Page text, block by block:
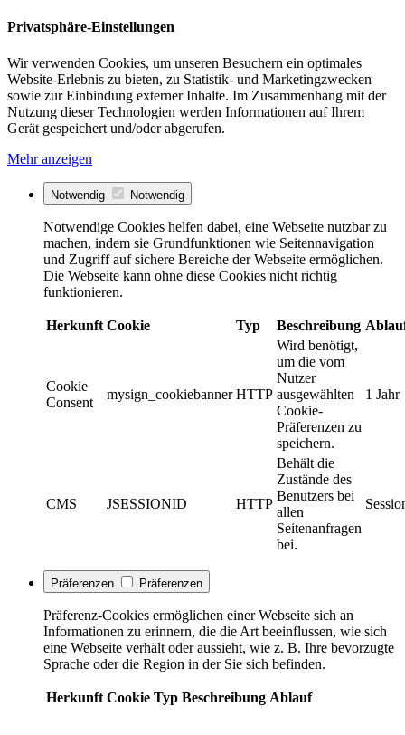
Privatsphäre-Einstellungen
Wir verwenden Cookies, um unseren Besuchern ein optimales
Website-Erlebnis zu bieten, zu Statistik- und Marketingzwecken
sowie zur Einbindung externer Inhalte. Im Zusammenhang mit der
Nutzung dieser Technologien werden Informationen auf Ihrem
Gerät gespeichert und/oder abgerufen.
Mehr anzeigen
Notwendig Notwendig
Notwendige Cookies helfen dabei, eine Webseite nutzbar zu
machen, indem sie Grundfunktionen wie Seitennavigation
und Zugriff auf sichere Bereiche der Webseite ermöglichen.
Die Webseite kann ohne diese Cookies nicht richtig
funktionieren.
Herkunft Cookie Typ Beschreibung
Cookie
Consent
mysign_cookiebanner HTTP
Wird benötigt,
um die vom
Nutzer
ausgewählten
Cookie-
Präferenzen zu
speichern.
1 Jahr
CMS JSESSIONID HTTP
Behält die
Zustände des
Benutzers bei
allen
Seitenanfragen
bei.
Präferenzen Präferenzen
Präferenz-Cookies ermöglichen einer Webseite sich an
Informationen zu erinnern, die die Art beeinflussen, wie sich
eine Webseite verhält oder aussieht, wie z. B. Ihre bevorzugte
Sprache oder die Region in der Sie sich befinden.
Herkunft Cookie Typ Beschreibung Ablauf